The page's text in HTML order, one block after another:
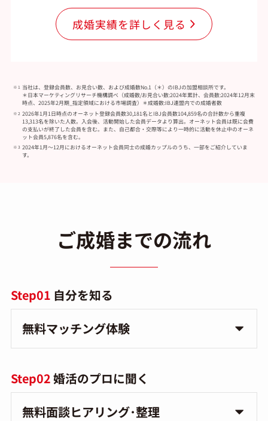
成婚実績を詳しく見る
当社は、登録会員数、お見合い数、および成婚数No.1（＊）のIBJの加盟相談所です。
＊日本マーケティングリサーチ機構調べ（成婚数/お見合い数:2024年累計、会員数:2024年12月末
時点、2025年2月期_指定領域における市場調査）＊成婚数:IBJ連盟内での成婚者数
2026年1月1日時点のオーネット登録会員数30,181名とIBJ会員数104,859名の合計数から重複
13,313名を除いた人数。入会後、活動開始した会員データより算出。オーネット会員は既に会費
の支払いが終了した会員を含む。また、自己都合・交際等により一時的に活動を休止中のオーネ
ット会員5,876名を含む。
2024年1月～12月におけるオーネット会員同士の成婚カップルのうち、一部をご紹介していま
す。
ご成婚までの流れ
Step01 自分を知る
無料マッチング体験
Step02婚活のプロに聞く
無料面談ヒアリング･整理